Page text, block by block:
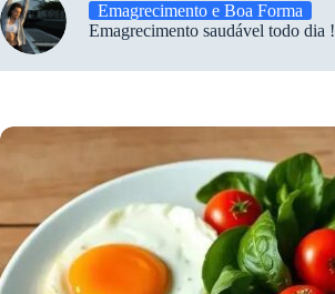
Emagrecimento e Boa Forma
Emagrecimento saudável todo dia !